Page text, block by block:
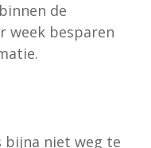
de
week besparen
bijna niet weg te